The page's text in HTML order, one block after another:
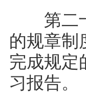
第二十
的规章制
完成规定
习报告。